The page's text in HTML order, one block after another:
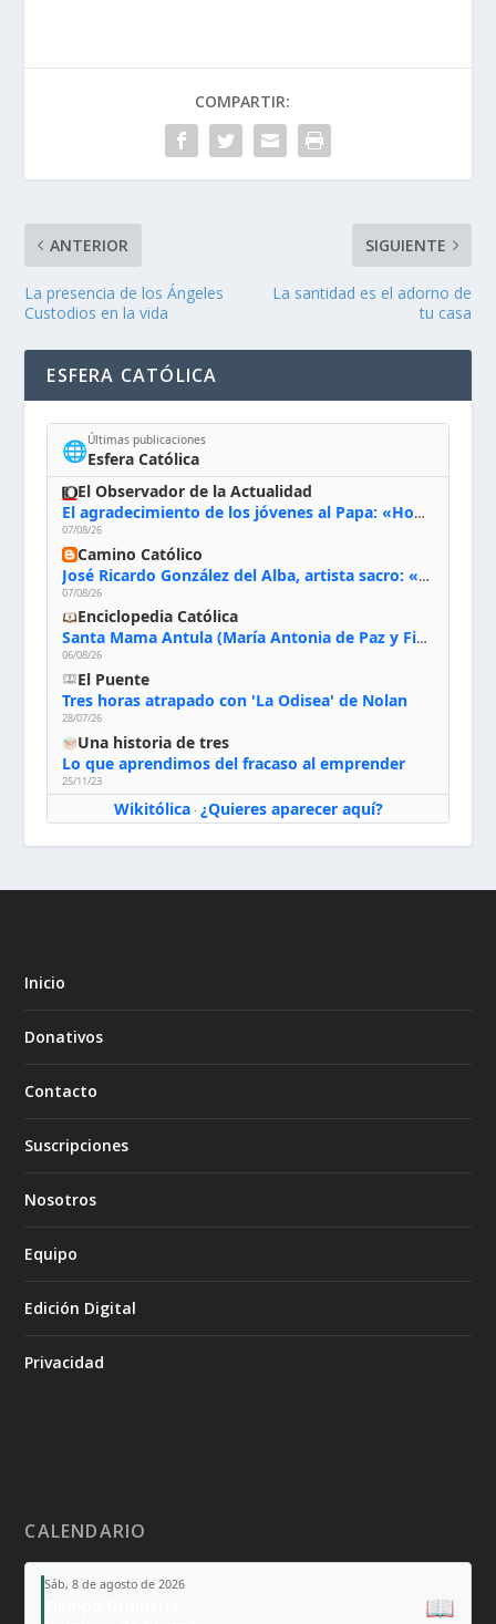
COMPARTIR:
ANTERIOR
La presencia de los Ángeles
Custodios en la vida
SIGUIENTE
La santidad es el adorno de
tu casa
ESFERA CATÓLICA
🌐Últimas publicaciones
Esfera Católica
El Observador de la Actualidad
El agradecimiento de los jóvenes al Papa: «Hoy nos sentimos Iglesia»
07/08/26
Camino Católico
José Ricardo González del Alba, artista sacro: «Yo oro, hablo con Dios, le pido al Espíritu Santo su inspiración y siempre pinto rezando el rosario para que sea Él quien actúe a través de mis manos»
07/08/26
Enciclopedia Católica
Santa Mama Antula (María Antonia de Paz y Figueroa)
06/08/26
El Puente
Tres horas atrapado con 'La Odisea' de Nolan
28/07/26
Una historia de tres
Lo que aprendimos del fracaso al emprender
25/11/23
Wikitólica· ¿Quieres aparecer aquí?
Inicio
Donativos
Contacto
Suscripciones
Nosotros
Equipo
Edición Digital
Privacidad
CALENDARIO
Sáb, 8 de agosto de 2026
📖